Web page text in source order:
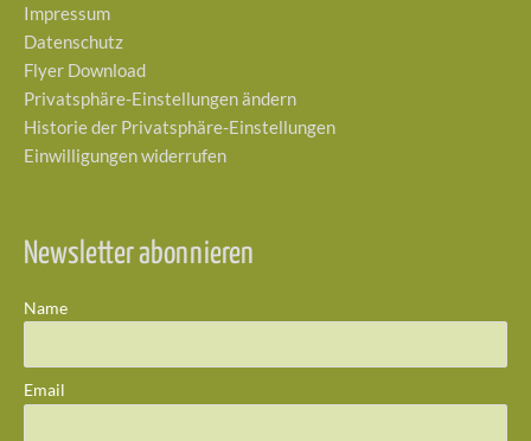
Impressum
Datenschutz
Flyer Download
Privatsphäre-Einstellungen ändern
Historie der Privatsphäre-Einstellungen
Einwilligungen widerrufen
Newsletter abonnieren
Name
Email